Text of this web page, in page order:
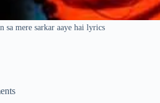
sa mere sarkar aaye hai lyrics